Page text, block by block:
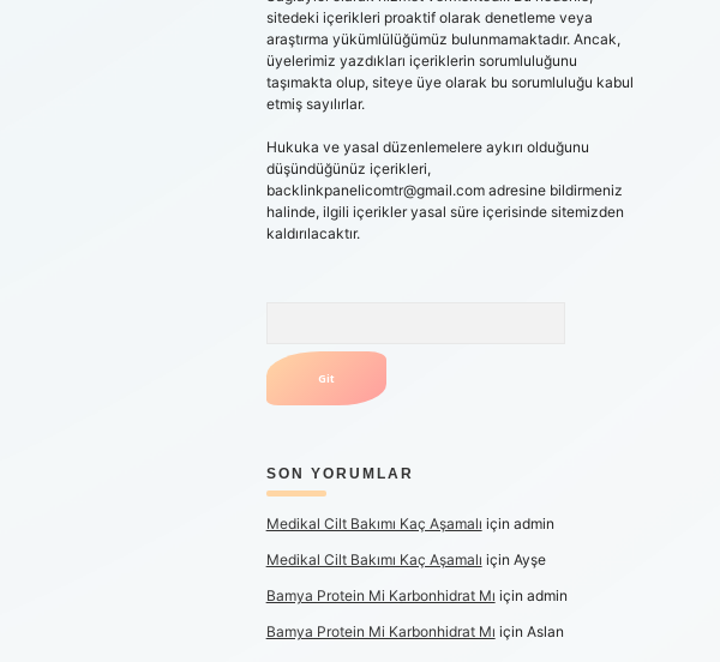
sitedeki içerikleri proaktif olarak denetleme veya
araştırma yükümlülüğümüz bulunmamaktadır. Ancak,
üyelerimiz yazdıkları içeriklerin sorumluluğunu
taşımakta olup, siteye üye olarak bu sorumluluğu kabul
etmiş sayılırlar.
Hukuka ve yasal düzenlemelere aykırı olduğunu
düşündüğünüz içerikleri,
backlinkpanelicomtr@gmail.comadresine bildirmeniz
halinde, ilgili içerikler yasal süre içerisinde sitemizden
kaldırılacaktır.
SON YORUMLAR
Medikal Cilt Bakımı Kaç Aşamalı için admin
Medikal Cilt Bakımı Kaç Aşamalı için Ayşe
Bamya Protein Mi Karbonhidrat Mı için admin
Bamya Protein Mi Karbonhidrat Mı için Aslan